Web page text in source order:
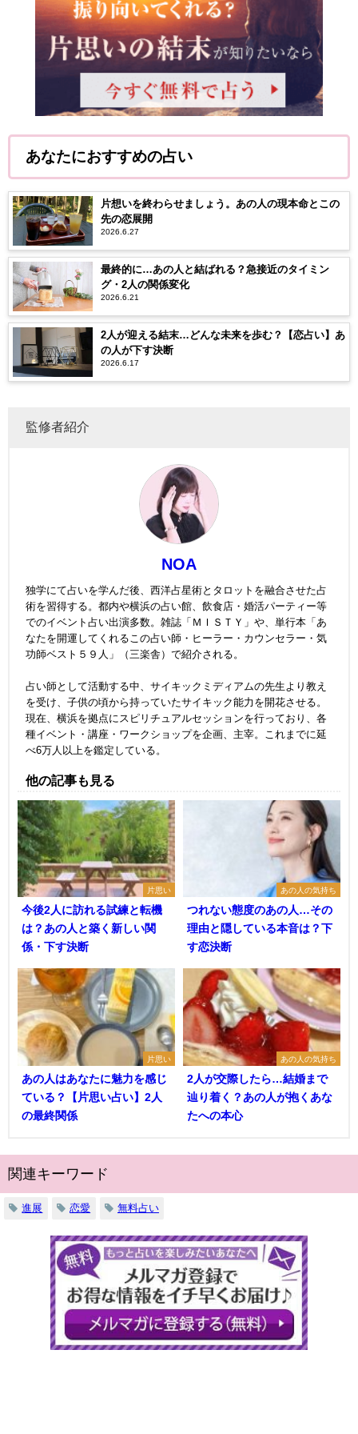
あなたにおすすめの占い
片想いを終わらせましょう。あの人の現本命とこの
先の恋展開
2026.6.27
最終的に…あの人と結ばれる？急接近のタイミン
グ・2人の関係変化
2026.6.21
2人が迎える結末…どんな未来を歩む？【恋占い】あ
の人が下す決断
2026.6.17
監修者紹介
NOA
独学にて占いを学んだ後、西洋占星術とタロットを融合させた占
術を習得する。都内や横浜の占い館、飲食店・婚活パーティー等
でのイベント占い出演多数。雑誌「ＭＩＳＴＹ」や、単行本「あ
なたを開運してくれるこの占い師・ヒーラー・カウンセラー・気
功師ベスト５９人」（三楽舎）で紹介される。
占い師として活動する中、サイキックミディアムの先生より教え
を受け、子供の頃から持っていたサイキック能力を開花させる。
現在、横浜を拠点にスピリチュアルセッションを行っており、各
種イベント・講座・ワークショップを企画、主宰。これまでに延
べ6万人以上を鑑定している。
他の記事も見る
片思い
今後2人に訪れる試練と転機
は？あの人と築く新しい関
係・下す決断
あの人の気持ち
つれない態度のあの人…その
理由と隠している本音は？下
す恋決断
片思い
あの人はあなたに魅力を感じ
ている？【片思い占い】2人
の最終関係
あの人の気持ち
2人が交際したら…結婚まで
辿り着く？あの人が抱くあな
たへの本心
関連キーワード
進展 恋愛 無料占い